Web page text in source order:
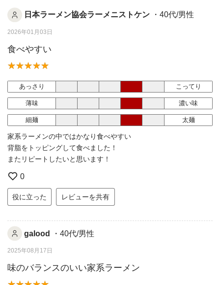
日本ラーメン協会ラーメニストケン ・40代/男性
2026年01月03日
食べやすい
あっさり こってり
薄味 濃い味
細麺 太麺
家系ラーメンの中ではかなり食べやすい
背脂をトッピングして食べました！
またリピートしたいと思います！
0
役に立った レビューを共有
galood ・40代/男性
2025年08月17日
味のバランスのいい家系ラーメン